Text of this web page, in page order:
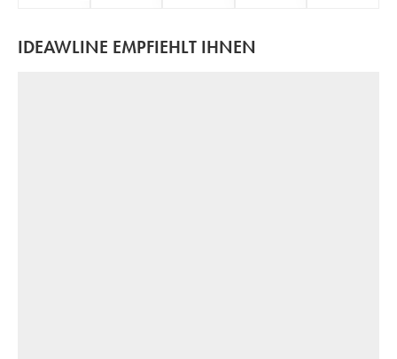
IDEAWLINE EMPFIEHLT IHNEN